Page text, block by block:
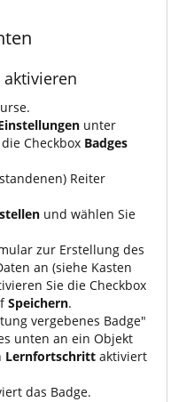
unter
die Checkbox Badges
Reiter
und wählen Sie
zur Erstellung des
an (siehe Kasten
Sie die Checkbox
Speichern.
vergebenes Badge"
unten an ein Objekt
Lernfortschritt aktiviert
das Badge.